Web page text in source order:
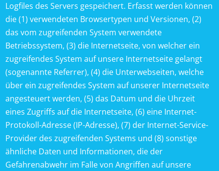
Logfiles des Servers gespeichert. Erfasst werden können
die (1) verwendeten Browsertypen und Versionen, (2)
das vom zugreifenden System verwendete
Betriebssystem, (3) die Internetseite, von welcher ein
zugreifendes System auf unsere Internetseite gelangt
(sogenannte Referrer), (4) die Unterwebseiten, welche
über ein zugreifendes System auf unserer Internetseite
angesteuert werden, (5) das Datum und die Uhrzeit
eines Zugriffs auf die Internetseite, (6) eine Internet-
Protokoll-Adresse (IP-Adresse), (7) der Internet-Service-
Provider des zugreifenden Systems und (8) sonstige
ähnliche Daten und Informationen, die der
Gefahrenabwehr im Falle von Angriffen auf unsere